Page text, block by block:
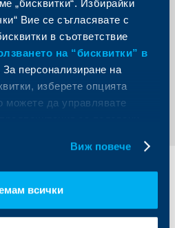
„бисквитки“. Избирайки
Вие се съгласявате с
в съответствие
на “бисквитки” в
За персонализиране на
изберете опцията
можете да управлявате
Виж повече
всички
увеличение на тарифата
ЕАД
промени
Бизнес
клиенти